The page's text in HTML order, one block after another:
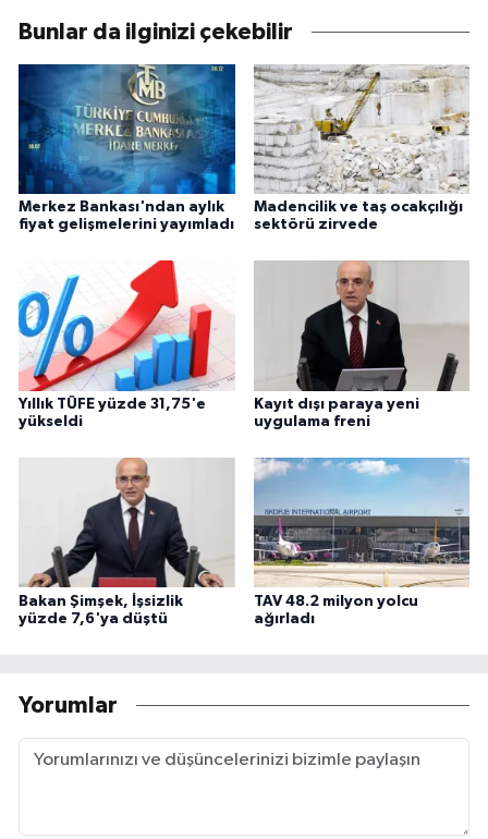
Bunlar da ilginizi çekebilir
Merkez Bankası'ndan aylık
fiyat gelişmelerini yayımladı
Madencilik ve taş ocakçılığı
sektörü zirvede
Yıllık TÜFE yüzde 31,75'e
yükseldi
Kayıt dışı paraya yeni
uygulama freni
Bakan Şimşek, İşsizlik
yüzde 7,6'ya düştü
TAV 48.2 milyon yolcu
ağırladı
Yorumlar